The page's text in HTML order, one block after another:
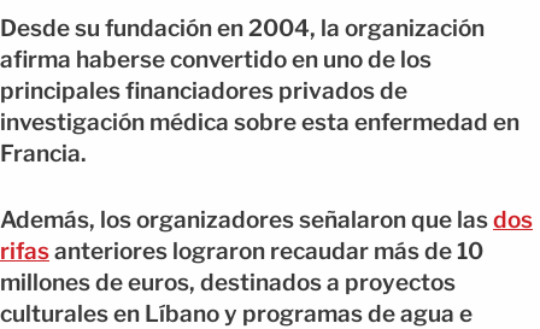
Desde su fundación en 2004, la organización
afirma haberse convertido en uno de los
principales financiadores privados de
investigación médica sobre esta enfermedad en
Francia.
Además, los organizadores señalaron que lasdos
rifasanteriores lograron recaudar más de 10
millones de euros, destinados a proyectos
culturales en Líbano y programas de agua e